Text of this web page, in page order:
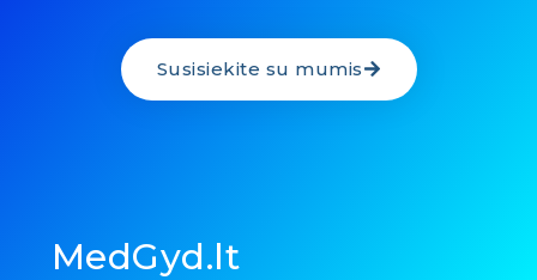
Susisiekite su mumis
MedGyd.lt